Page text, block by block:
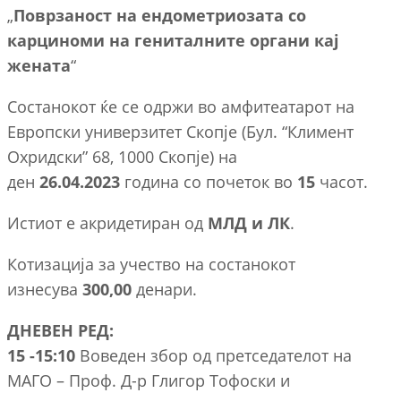
„Поврзаност на ендометриозата со
карциноми на гениталните органи кај
жената“
Состанокот ќе се одржи во амфитеатарот на
Европски универзитет Скопје (Бул. “Климент
Охридски” 68, 1000 Скопје) на
ден 26.04.2023 година со почеток во 15 часот.
Истиот е акридетиран од МЛД и ЛК.
Котизација за учество на состанокот
изнесува 300,00 денари.
ДНЕВЕН РЕД:
15 -15:10 Воведен збор од претседателот на
МАГО – Проф. Д-р Глигор Тофоски и